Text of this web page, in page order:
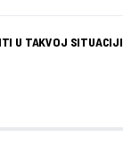
U TAKVOJ SITUACIJI